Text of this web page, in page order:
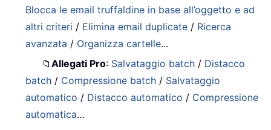
Blocca le email truffaldine in base all’oggetto e ad
altri criteri / Elimina email duplicate / Ricerca
avanzata / Organizza cartelle...
📁Allegati Pro: Salvataggio batch / Distacco
batch / Compressione batch / Salvataggio
automatico / Distacco automatico / Compressione
automatica…